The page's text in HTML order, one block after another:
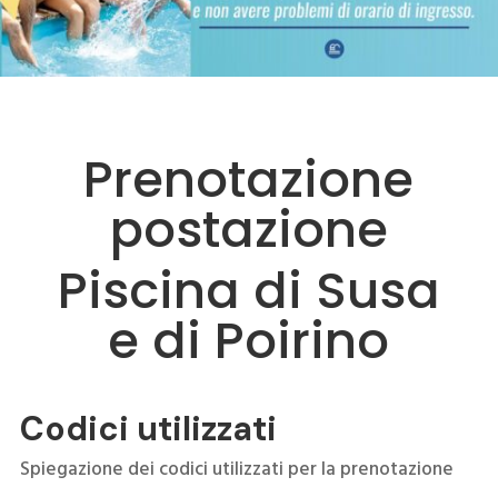
Prenotazione
postazione
Piscina di Susa
e di Poirino
Codici utilizzati
Spiegazione dei codici utilizzati per la prenotazione